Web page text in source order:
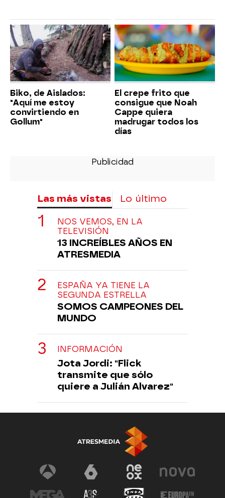
Biko, de Aislados:
"Aquí me estoy
convirtiendo en
Gollum"
El crepe frito que
consigue que Noah
Cappe quiera
madrugar todos los
días
Las más vistas Lo último
NOS VEMOS, EN LA
TELEVISIÓN
13 INCREÍBLES AÑOS EN
ATRESMEDIA
ESPAÑA YA TIENE LA
SEGUNDA ESTRELLA
SOMOS CAMPEONES DEL
MUNDO
INFORMACIÓN
Jota Jordi: "Flick
transmite que sólo
quiere a Julián Alvarez"